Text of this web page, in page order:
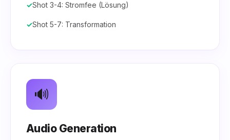
Shot 3-4: Stromfee (Lösung)
Shot 5-7: Transformation
🔊
Audio Generation